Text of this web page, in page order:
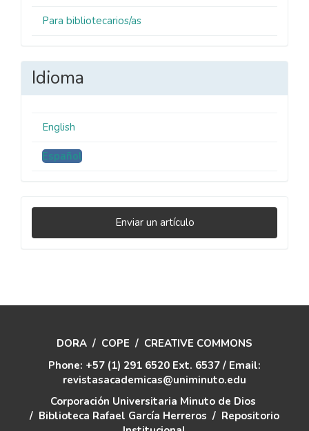
Para bibliotecarios/as
Idioma
English
Español
Enviar
un
Enviar un artículo
DORA / COPE / CREATIVE COMMONS
Phone: +57 (1) 291 6520 Ext. 6537 / Email:
revistasacademicas@uniminuto.edu
Corporación Universitaria Minuto de Dios
/ Biblioteca Rafael García Herreros / Repositorio